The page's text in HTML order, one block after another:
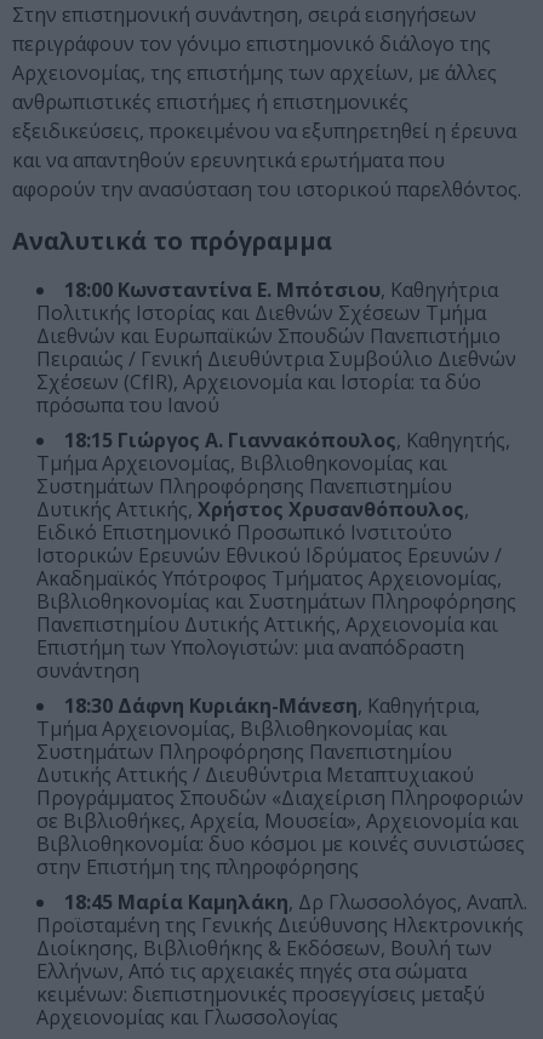
Στην επιστημονική συνάντηση, σειρά εισηγήσεων
περιγράφουν τον γόνιμο επιστημονικό διάλογο της
Αρχειονομίας, της επιστήμης των αρχείων, με άλλες
ανθρωπιστικές επιστήμες ή επιστημονικές
εξειδικεύσεις, προκειμένου να εξυπηρετηθεί η έρευνα
και να απαντηθούν ερευνητικά ερωτήματα που
αφορούν την ανασύσταση του ιστορικού παρελθόντος.
Αναλυτικά το πρόγραμμα
18:00 Κωνσταντίνα E. Μπότσιου, Καθηγήτρια
Πολιτικής Ιστορίας και Διεθνών Σχέσεων Τμήμα
Διεθνών και Ευρωπαϊκών Σπουδών Πανεπιστήμιο
Πειραιώς / Γενική Διευθύντρια Συμβούλιο Διεθνών
Σχέσεων (CfIR), Αρχειονομία και Ιστορία: τα δύο
πρόσωπα του Ιανού
18:15 Γιώργος Α. Γιαννακόπουλος, Καθηγητής,
Τμήμα Αρχειονομίας, Βιβλιοθηκονομίας και
Συστημάτων Πληροφόρησης Πανεπιστημίου
Δυτικής Αττικής, Χρήστος Χρυσανθόπουλος,
Ειδικό Επιστημονικό Προσωπικό Ινστιτούτο
Ιστορικών Ερευνών Εθνικού Ιδρύματος Ερευνών /
Ακαδημαϊκός Υπότροφος Τμήματος Αρχειονομίας,
Βιβλιοθηκονομίας και Συστημάτων Πληροφόρησης
Πανεπιστημίου Δυτικής Αττικής, Αρχειονομία και
Επιστήμη των Υπολογιστών: μια αναπόδραστη
συνάντηση
18:30 Δάφνη Κυριάκη-Μάνεση, Καθηγήτρια,
Τμήμα Αρχειονομίας, Βιβλιοθηκονομίας και
Συστημάτων Πληροφόρησης Πανεπιστημίου
Δυτικής Αττικής / Διευθύντρια Μεταπτυχιακού
Προγράμματος Σπουδών «Διαχείριση Πληροφοριών
σε Βιβλιοθήκες, Αρχεία, Μουσεία», Αρχειονομία και
Βιβλιοθηκονομία: δυο κόσμοι με κοινές συνιστώσες
στην Επιστήμη της πληροφόρησης
18:45 Μαρία Καμηλάκη, Δρ Γλωσσολόγος, Αναπλ.
Προϊσταμένη της Γενικής Διεύθυνσης Ηλεκτρονικής
Διοίκησης, Βιβλιοθήκης & Εκδόσεων, Βουλή των
Ελλήνων, Από τις αρχειακές πηγές στα σώματα
κειμένων: διεπιστημονικές προσεγγίσεις μεταξύ
Αρχειονομίας και Γλωσσολογίας